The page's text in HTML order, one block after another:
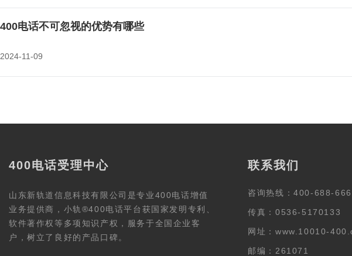
400电话不可忽视的优势有哪些
2024-11-09
400电话受理中心
山东新轨道信息科技有限公司是专业400电话增值
业务提供商，小轨®400电话平台获国家发明专利、
软件著作权等多项知识产权，服务于全国企业客
户，树立了良好的产品口碑。
联系我们
咨询热线：400-688-
传真：0536-5170133
网址：www.10010-
邮编：261071